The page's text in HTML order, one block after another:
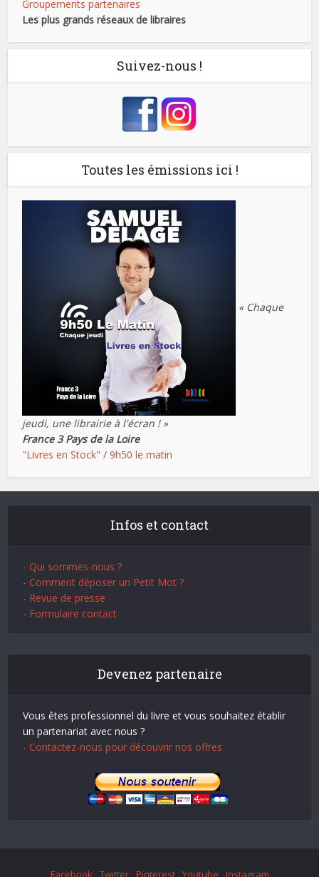
Groupements partenaires
Les plus grands réseaux de libraires
Suivez-nous !
Toutes les émissions ici !
« Chaque
jeudi, une librairie à l'écran ! »
France 3 Pays de la Loire
"Livres en Stock" / 9h50 le matin
Infos et contact
- Qui sommes-nous ?
- Comment déposer un Petit Mot ?
- Revue de presse
- Formulaire contact
Devenez partenaire
Vous êtes professionnel du livre et vous souhaitez établir
un partenariat avec nous ?
- Contactez-nous pour découvrir nos offres